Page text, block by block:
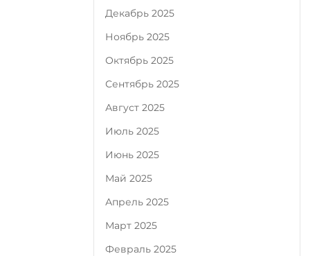
Декабрь 2025
Ноябрь 2025
Октябрь 2025
Сентябрь 2025
Август 2025
Июль 2025
Июнь 2025
Май 2025
Апрель 2025
Март 2025
Февраль 2025